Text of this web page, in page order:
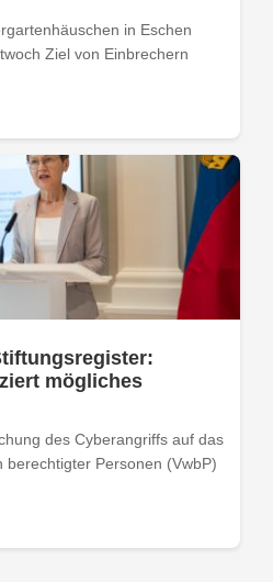
in Eschen
Ziel von Einbrechern
mögliches
des Cyberangriffs auf das
berechtigter Personen (VwbP)